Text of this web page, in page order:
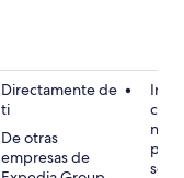
Directamente de
ti
De otras
empresas de